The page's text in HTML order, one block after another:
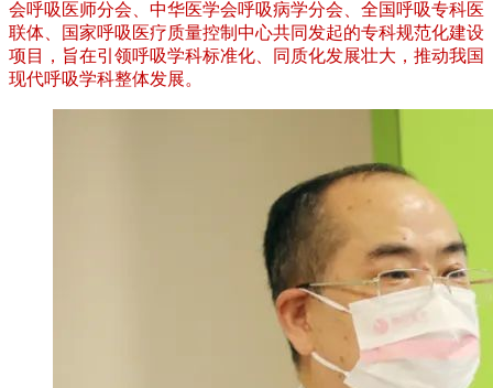
会呼吸医师分会、中华医学会呼吸病学分会、全国呼吸专科医
联体、国家呼吸医疗质量控制中心共同发起的专科规范化建设
项目，旨在引领呼吸学科标准化、同质化发展壮大，推动我国
现代呼吸学科整体发展。